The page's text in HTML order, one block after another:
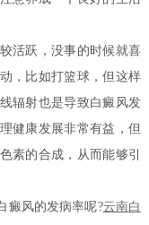
活跃，没事的时候就喜
，比如打篮球，但这样
辐射也是导致白癜风发
健康发展非常有益，但
素的合成，从而能够引
风的发病率呢?云南白